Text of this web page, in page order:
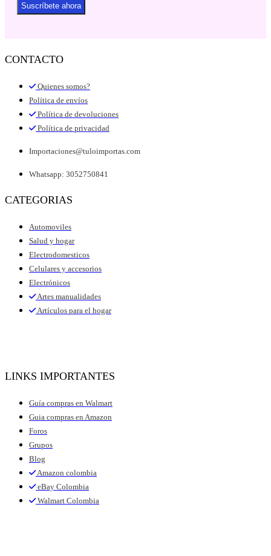
Suscríbete ahora
CONTACTO
Quienes somos?
Política de envíos
Política de devoluciones
Política de privacidad
Importaciones@tuloimportas.com
Whatsapp: 3052750841
CATEGORIAS
Automoviles
Salud y hogar
Electrodomesticos
Celulares y accesorios
Electrónicos
Artes manualidades
Artículos para el hogar
LINKS IMPORTANTES
Guía compras en Walmart
Guia compras en Amazon
Foros
Grupos
Blog
Amazon colombia
eBay Colombia
Walmart Colombia